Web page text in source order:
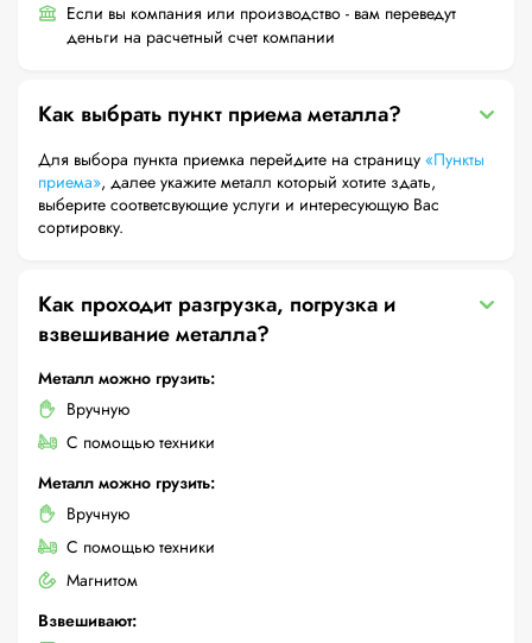
Если вы компания или производство - вам переведут
деньги на расчетный счет компании
Как выбрать пункт приема металла?
Для выбора пункта приемка перейдите на страницу «Пункты
приема», далее укажите металл который хотите здать,
выберите соответсвующие услуги и интересующую Вас
сортировку.
Как проходит разгрузка, погрузка и
взвешивание металла?
Металл можно грузить:
Вручную
С помощью техники
Металл можно грузить:
Вручную
С помощью техники
Магнитом
Взвешивают: